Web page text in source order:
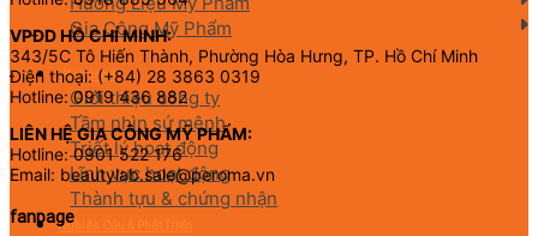
Gia Công Mỹ Phẩm
Về chúng tôi
Giới thiệu công ty
Tầm nhìn sứ mệnh
Triết lý hoạt động
Lĩnh vực hoạt động
Thành tựu & chứng nhận
Nghiên Cứu & Phát Triển
VPĐD HỒ CHÍ MINH:
343/5C Tô Hiến Thành, Phường Hòa Hưng, TP. Hồ Chí Minh
Điện thoại: (+84) 28 3863 0319
Hotline: 0919 436 882
LIÊN HỆ GIA CÔNG MỸ PHẨM:
Hotline: 0901 522 176
Email: beautylab.sale@peroma.vn
fanpage